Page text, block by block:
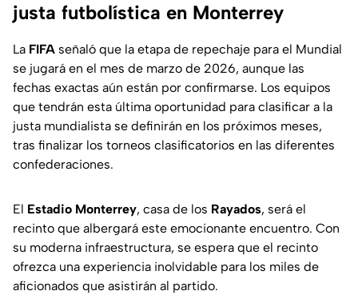
justa futbolística en Monterrey
La FIFA señaló que la etapa de repechaje para el Mundial
se jugará en el mes de marzo de 2026, aunque las
fechas exactas aún están por confirmarse. Los equipos
que tendrán esta última oportunidad para clasificar a la
justa mundialista se definirán en los próximos meses,
tras finalizar los torneos clasificatorios en las diferentes
confederaciones.
El Estadio Monterrey, casa de los Rayados, será el
recinto que albergará este emocionante encuentro. Con
su moderna infraestructura, se espera que el recinto
ofrezca una experiencia inolvidable para los miles de
aficionados que asistirán al partido.